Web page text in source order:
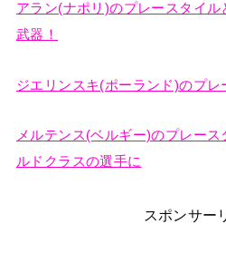
アラン(ナポリ)のプレースタイ
武器！
ジエリンスキ(ポーランド)のプレ
メルテンス(ベルギー)のプレー
ルドクラスの選手に
スポンサー